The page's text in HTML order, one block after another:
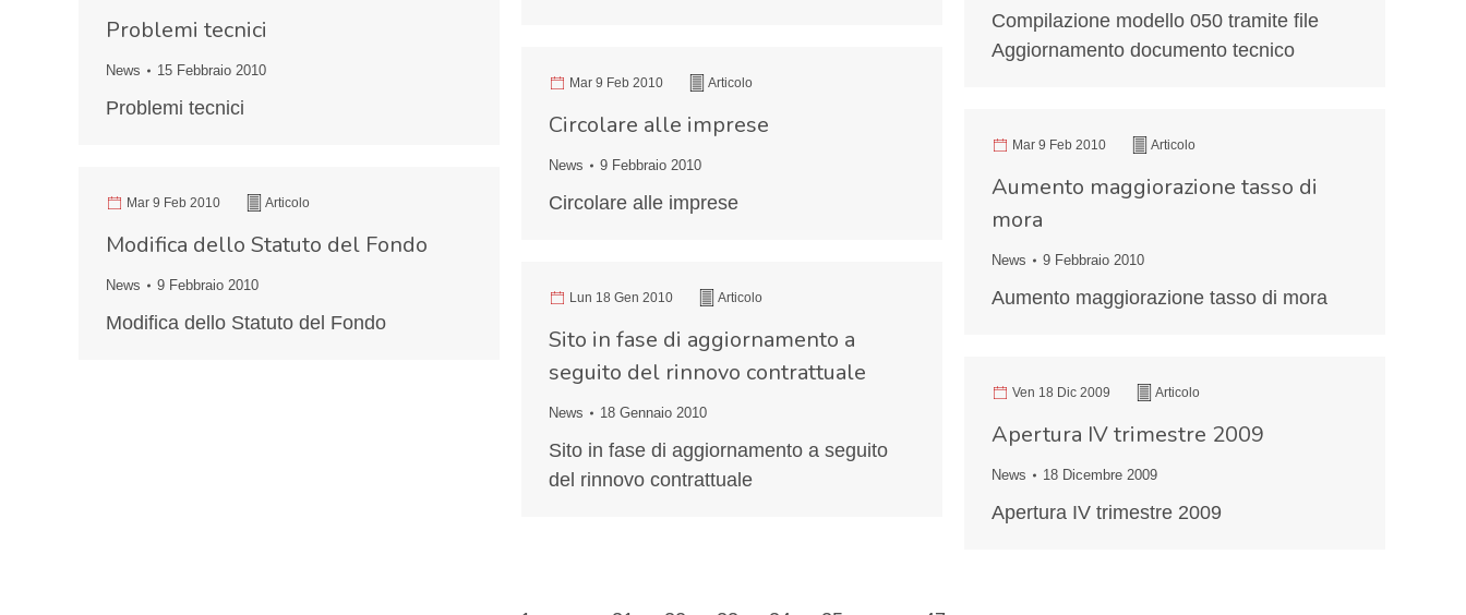
Compilazione modello 050 tramite file
Aggiornamento documento tecnico
Problemi tecnici
News 15 Febbraio 2010
Problemi tecnici
Mar 9 Feb 2010 Articolo
Circolare alle imprese
News 9 Febbraio 2010
Circolare alle imprese
Mar 9 Feb 2010 Articolo
Aumento maggiorazione tasso di
mora
News 9 Febbraio 2010
Aumento maggiorazione tasso di mora
Mar 9 Feb 2010 Articolo
Modifica dello Statuto del Fondo
News 9 Febbraio 2010
Modifica dello Statuto del Fondo
Lun 18 Gen 2010 Articolo
Sito in fase di aggiornamento a
seguito del rinnovo contrattuale
News 18 Gennaio 2010
Sito in fase di aggiornamento a seguito
del rinnovo contrattuale
Ven 18 Dic 2009 Articolo
Apertura IV trimestre 2009
News 18 Dicembre 2009
Apertura IV trimestre 2009